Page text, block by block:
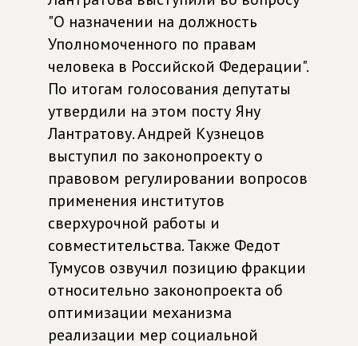
"О назначении на должность
Уполномоченного по правам
человека в Российской Федерации".
По итогам голосования депутаты
утвердили на этом посту Яну
Лантратову. Андрей Кузнецов
выступил по законопроекту о
правовом регулировании вопросов
применения институтов
сверхурочной работы и
совместительства. Также Федот
Тумусов озвучил позицию фракции
относительно законопроекта об
оптимизации механизма
реализации мер социальной